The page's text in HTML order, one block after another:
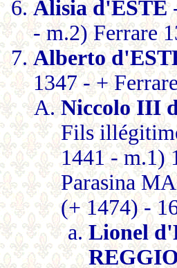
Alisia d'ESTE
- m.2) Ferrare
Alberto
1347 - +
Niccolo III
Fils
1441 - m.1)
Parasina
(+ 1474) -
Lionel